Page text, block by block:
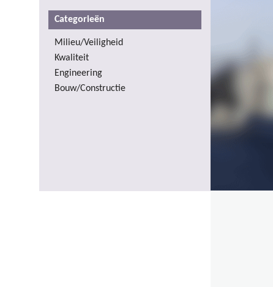
Categorieën
Milieu/Veiligheid
Kwaliteit
Engineering
Bouw/Constructie